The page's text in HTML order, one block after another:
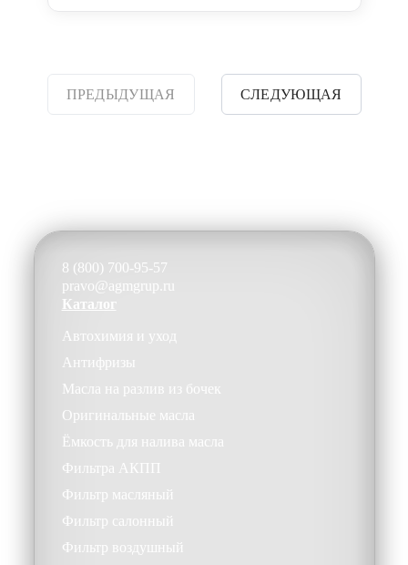
ПРЕДЫДУЩАЯ СЛЕДУЮЩАЯ
8 (800) 700-95-57
pravo@agmgrup.ru
Каталог
Автохимия и уход
Антифризы
Масла на разлив из бочек
Оригинальные масла
Ёмкость для налива масла
Фильтра АКПП
Фильтр масляный
Фильтр салонный
Фильтр воздушный